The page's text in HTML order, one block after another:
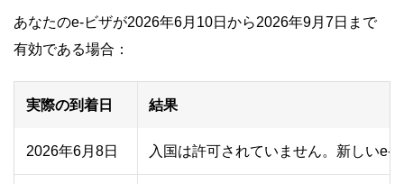
あなたのe-ビザが2026年6月10日から2026年9月7日まで
有効である場合：
実際の到着日 結果
2026年6月8日 入国は許可されていません。新しいe-